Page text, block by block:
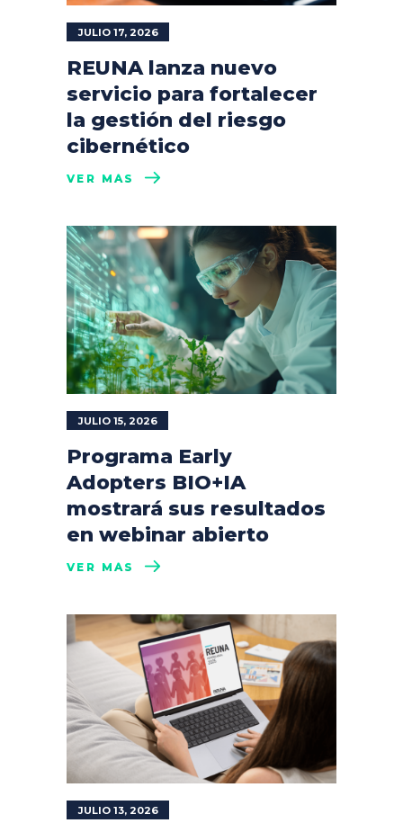
JULIO 17, 2026
REUNA lanza nuevo
servicio para fortalecer
la gestión del riesgo
cibernético
VER MÁS
JULIO 15, 2026
Programa Early
Adopters BIO+IA
mostrará sus resultados
en webinar abierto
VER MÁS
JULIO 13, 2026